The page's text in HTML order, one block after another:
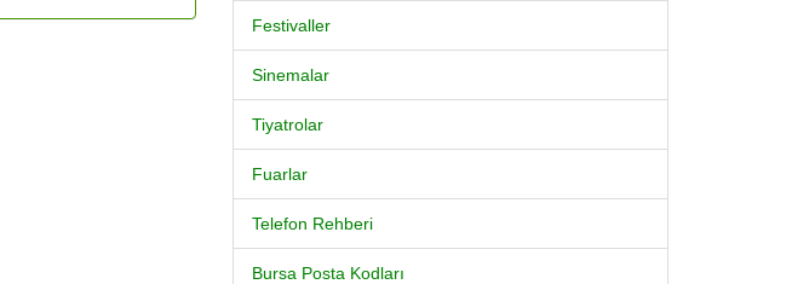
Festivaller
Sinemalar
Tiyatrolar
Fuarlar
Telefon Rehberi
Bursa Posta Kodları